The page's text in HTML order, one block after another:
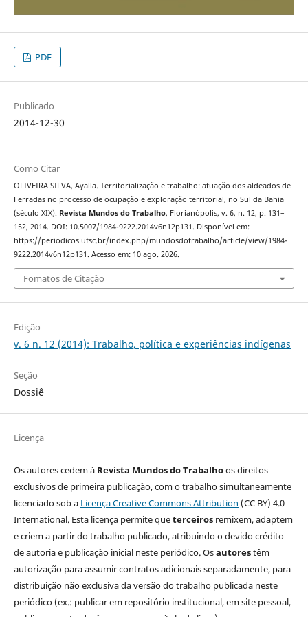
PDF
Publicado
2014-12-30
Como Citar
OLIVEIRA SILVA, Ayalla. Territorialização e trabalho: atuação dos aldeados de
Ferradas no processo de ocupação e exploração territorial, no Sul da Bahia
(século XIX). Revista Mundos do Trabalho, Florianópolis, v. 6, n. 12, p. 131–
152, 2014. DOI: 10.5007/1984-9222.2014v6n12p131. Disponível em:
https://periodicos.ufsc.br/index.php/mundosdotrabalho/article/view/1984-
9222.2014v6n12p131. Acesso em: 10 ago. 2026.
Fomatos de Citação
Edição
v. 6 n. 12 (2014): Trabalho, política e experiências indígenas
Seção
Dossiê
Licença
Os autores cedem à Revista Mundos do Trabalhoos direitos
exclusivos de primeira publicação, com o trabalho simultaneamente
licenciado sob a Licença Creative Commons Attribution (CC BY) 4.0
International. Esta licença permite queterceirosremixem, adaptem
e criem a partir do trabalho publicado, atribuindo o devido crédito
de autoria e publicação inicial neste periódico. Osautorestêm
autorização para assumir contratos adicionais separadamente, para
distribuição não exclusiva da versão do trabalho publicada neste
periódico (ex.: publicar em repositório institucional, em site pessoal,